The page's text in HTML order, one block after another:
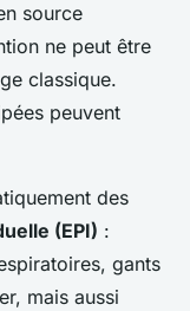
source
ne peut être
classique.
peuvent
des
(EPI) :
gants
mais aussi